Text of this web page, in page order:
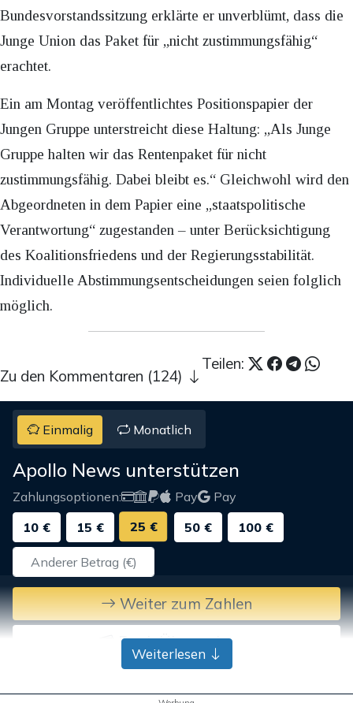
Bundesvorstandssitzung erklärte er unverblümt, dass die
Junge Union das Paket für „nicht zustimmungsfähig“
erachtet.​
Ein am Montag veröffentlichtes Positionspapier der
Jungen Gruppe unterstreicht diese Haltung: „Als Junge
Gruppe halten wir das Rentenpaket für nicht
zustimmungsfähig. Dabei bleibt es.“ Gleichwohl wird den
Abgeordneten in dem Papier eine „staatspolitische
Verantwortung“ zugestanden – unter Berücksichtigung
des Koalitionsfriedens und der Regierungsstabilität.
Individuelle Abstimmungsentscheidungen seien folglich
möglich.
Teilen:
Zu den Kommentaren (124)
Einmalig Monatlich
Apollo News unterstützen
Zahlungsoptionen: Pay
Pay
10 €
15 € 25 € 50 € 100 €
Weiter zum Zahlen
Bank-Überweisung
Weiterlesen